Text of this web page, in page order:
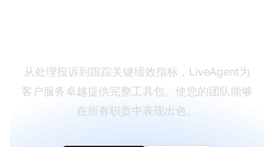
从处理投诉到跟踪关键绩效指标，LiveAgent为
客户服务卓越提供完整工具包。使您的团队能够
在所有职责中表现出色。